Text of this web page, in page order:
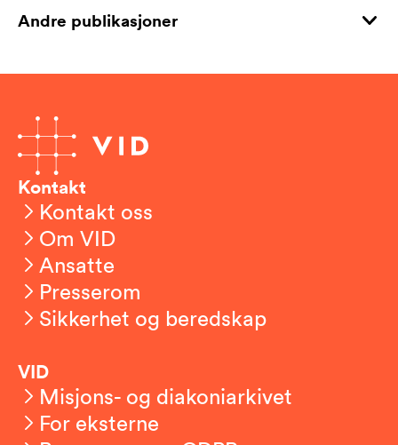
Andre publikasjoner
Kontakt
Kontakt oss
Om VID
Ansatte
Presserom
Sikkerhet og beredskap
VID
Misjons- og diakoniarkivet
For eksterne